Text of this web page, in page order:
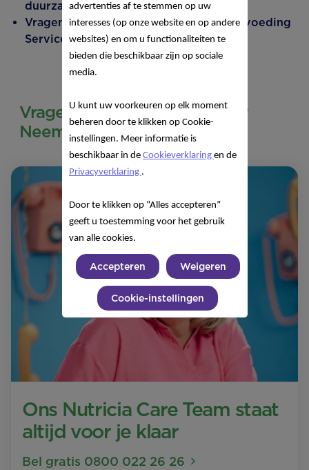
duurzame landbouw.
Vragen? Bel 24/7 onze Nutricia Kindervoeding
Service: 0800 022 26 26.
Vragen over onze producten?
Neem contact met ons op!
Ons Nutricia Care Team staat
altijd voor je klaar
Bel gratis 0800 022 26 26
advertenties af te stemmen op uw
interesses (op onze website en op andere
websites) en om u functionaliteiten te
bieden die beschikbaar zijn op sociale
media.
U kunt uw voorkeuren op elk moment
beheren door te klikken op Cookie-
instellingen. Meer informatie is
beschikbaar in de Cookieverklaring en de
Privacyverklaring .
Door te klikken op “Alles accepteren”
geeft u toestemming voor het gebruik
van alle cookies.
Accepteren Weigeren
Cookie-instellingen